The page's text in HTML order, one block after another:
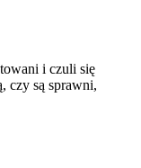
i czuli się
czy są sprawni,